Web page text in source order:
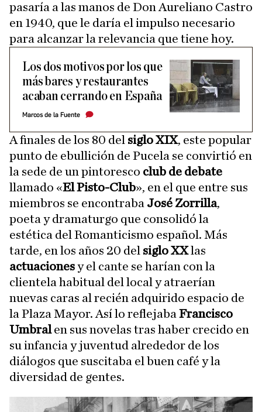
pasaría a las manos de Don Aureliano Castro
en 1940, que le daría el impulso necesario
para alcanzar la relevancia que tiene hoy.
Los dos motivos por los que
más bares y restaurantes
acaban cerrando en España
Marcos de la Fuente
A finales de los 80 del siglo XIX, este popular
punto de ebullición de Pucela se convirtió en
la sede de un pintoresco club de debate
llamado «El Pisto-Club», en el que entre sus
miembros se encontraba José Zorrilla,
poeta y dramaturgo que consolidó la
estética del Romanticismo español. Más
tarde, en los años 20 del siglo XXlas
actuacionesy el cante se harían con la
clientela habitual del local y atraerían
nuevas caras al recién adquirido espacio de
la Plaza Mayor. Así lo reflejaba Francisco
Umbralen sus novelas tras haber crecido en
su infancia y juventud alrededor de los
diálogos que suscitaba el buen café y la
diversidad de gentes.